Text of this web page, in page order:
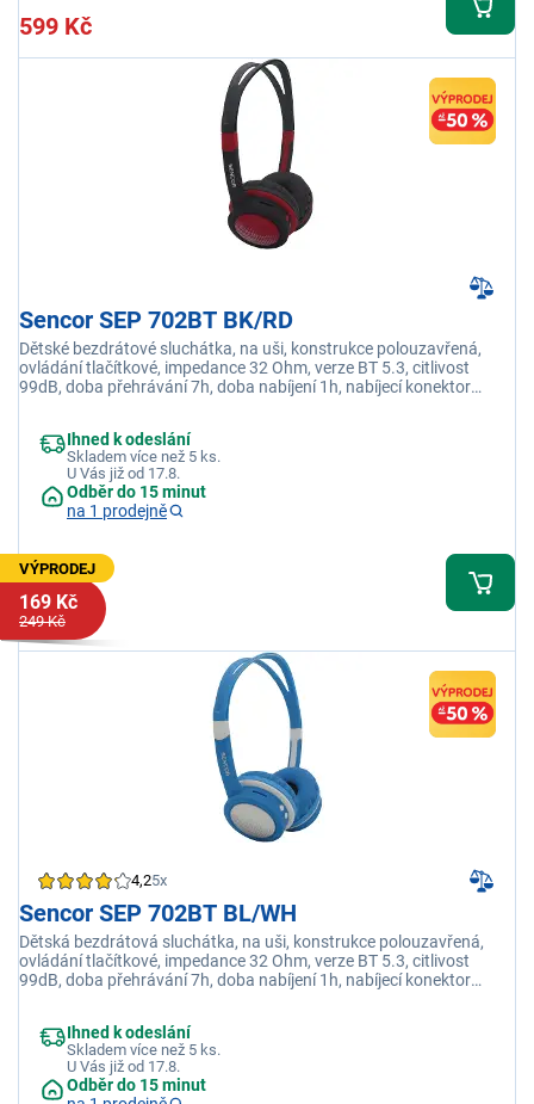
599 Kč
Sencor SEP 702BT BK/RD
Dětské bezdrátové sluchátka, na uši, konstrukce polouzavřená,
ovládání tlačítkové, impedance 32 Ohm, verze BT 5.3, citlivost
99dB, doba přehrávání 7h, doba nabíjení 1h, nabíjecí konektor
Ihned k odeslání
Skladem více než 5 ks.
U Vás již od 17.8.
Odběr do 15 minut
na 1 prodejně
VÝPRODEJ
169 Kč
249 Kč
4,25x
Sencor SEP 702BT BL/WH
Dětská bezdrátová sluchátka, na uši, konstrukce polouzavřená,
ovládání tlačítkové, impedance 32 Ohm, verze BT 5.3, citlivost
99dB, doba přehrávání 7h, doba nabíjení 1h, nabíjecí konektor
Ihned k odeslání
Skladem více než 5 ks.
U Vás již od 17.8.
Odběr do 15 minut